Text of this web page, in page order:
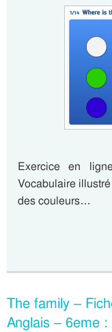
Exercice en
Vocabulaire
des couleurs…
The family –
Anglais – 6eme